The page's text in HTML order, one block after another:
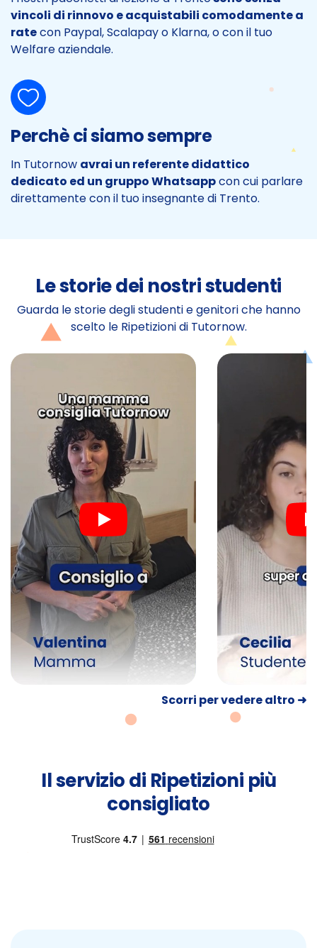
vincoli di rinnovo e acquistabili comodamente a
ratecon Paypal, Scalapay o Klarna, o con il tuo
Welfare aziendale.
Perchè ci siamo sempre
In Tutornow avrai un referente didattico
dedicato ed un gruppo Whatsappcon cui parlare
direttamente con il tuo insegnante di Trento.
Le storie dei nostri studenti
Guarda le storie degli studenti e genitori che hanno
scelto le Ripetizioni di Tutornow.
Scorri per vedere altro ➜
Il servizio di Ripetizioni più
consigliato